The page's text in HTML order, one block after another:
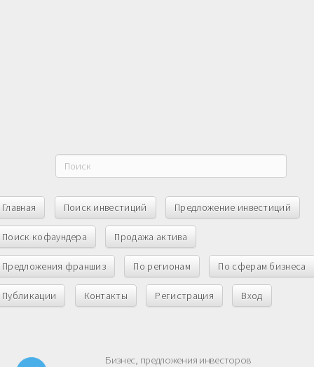
Главная Поиск инвестиций Предложение инвестиций
Поиск кофаундера Продажа актива
Предложения франшиз По регионам По сферам бизнеса
Публикации Контакты Регистрация Вход
Бизнес, предложения инвесторов